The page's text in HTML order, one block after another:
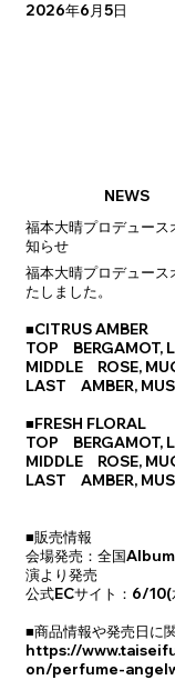
2026年6月5日
NEWS
福本大晴プロデュー
知らせ
福本大晴プロデュー
たしました。
■CITRUS AMBER
TOP BERGAMOT,
MIDDLE ROSE,
LAST AMBER,
■FRESH FLORAL
TOP BERGAMOT,
MIDDLE ROSE,
LAST AMBER,
■販売情報
会場発売：全国
演より発売
公式ECサイト：6/
■商品情報や発売日に
https://
on/perfume-